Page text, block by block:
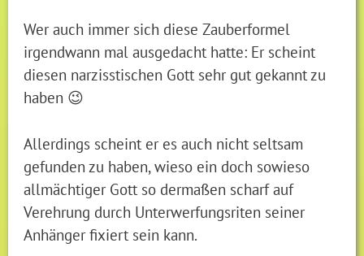
Wer auch immer sich diese Zauberformel
irgendwann mal ausgedacht hatte: Er scheint
diesen narzisstischen Gott sehr gut gekannt zu
haben 😉
Allerdings scheint er es auch nicht seltsam
gefunden zu haben, wieso ein doch sowieso
allmächtiger Gott so dermaßen scharf auf
Verehrung durch Unterwerfungsriten seiner
Anhänger fixiert sein kann.